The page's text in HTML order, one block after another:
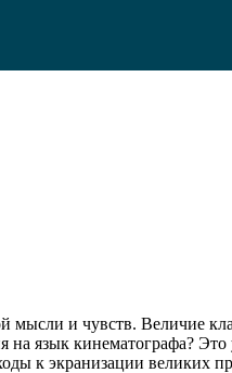
мысли и чувств. Величие
на язык кинематографа?
к экранизации великих